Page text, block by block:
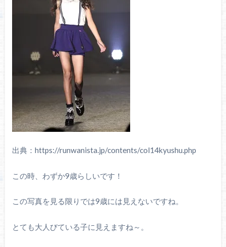
出典：https://runwanista.jp/contents/col14kyushu.php
この時、わずか9歳らしいです！
この写真を見る限りでは9歳には見えないですね。
とても大人びている子に見えますね～。